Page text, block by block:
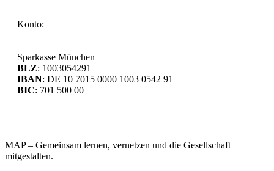
Konto:
Sparkasse München
BLZ: 1003054291
IBAN: DE 10 7015 0000 1003 0542 91
BIC: 701 500 00
MAP – Gemeinsam lernen, vernetzen und die Gesellschaft
mitgestalten.